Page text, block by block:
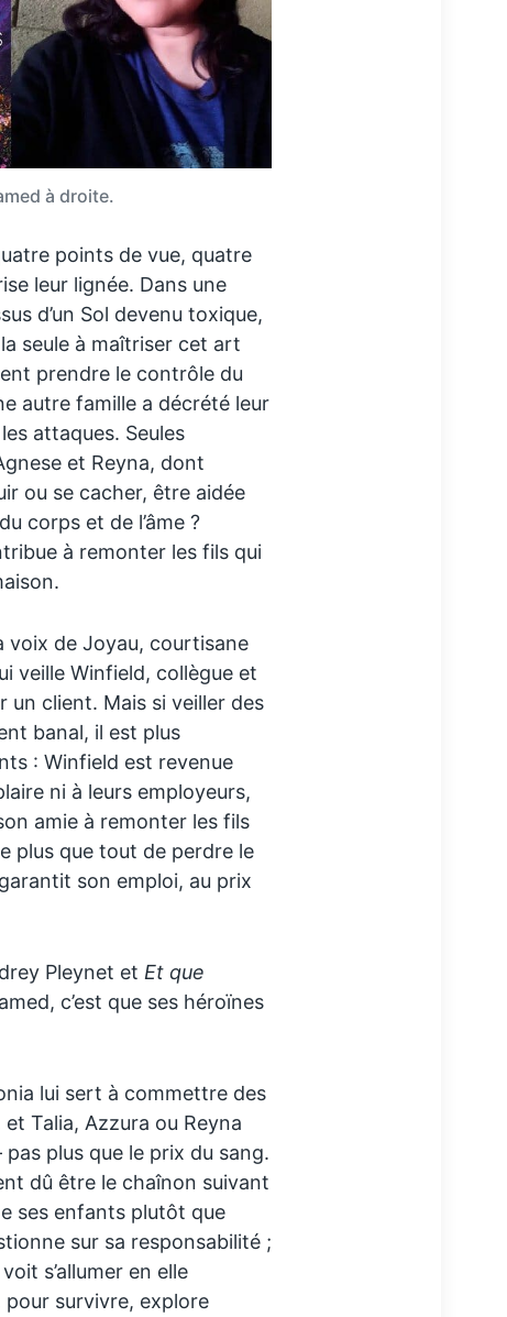
à droite.
points de vue, quatre
leur lignée. Dans une
d’un Sol devenu toxique,
seule à maîtriser cet art
prendre le contrôle du
autre famille a décrété leur
attaques. Seules
et Reyna, dont
ou se cacher, être aidée
corps et de l’âme ?
à remonter les fils qui
voix de Joyau, courtisane
veille Winfield, collègue et
un client. Mais si veiller des
banal, il est plus
: Winfield est revenue
ni à leurs employeurs,
amie à remonter les fils
plus que tout de perdre le
son emploi, au prix
Pleynet et Et que
c’est que ses héroïnes
lui sert à commettre des
Talia, Azzura ou Reyna
plus que le prix du sang.
dû être le chaînon suivant
ses enfants plutôt que
sur sa responsabilité ;
s’allumer en elle
pour survivre, explore